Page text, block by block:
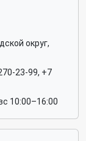
округ,
23-99, +7
10:00–16:00